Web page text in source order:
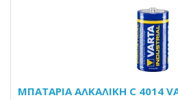
ΜΠΑΤΑΡΙΑ ΑΛΚΑΛΙΚΗ C 4014